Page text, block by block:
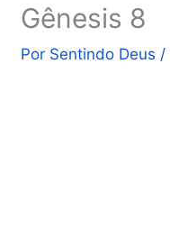
Gênesis 8
Por Sentindo Deus /